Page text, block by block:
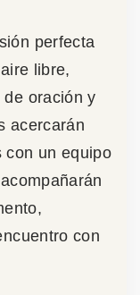
perfecta
libre,
oración y
acercarán
con un equipo
con